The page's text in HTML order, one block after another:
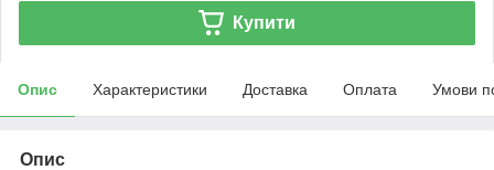
Купити
Опис Характеристики Доставка Оплата Умови
Опис